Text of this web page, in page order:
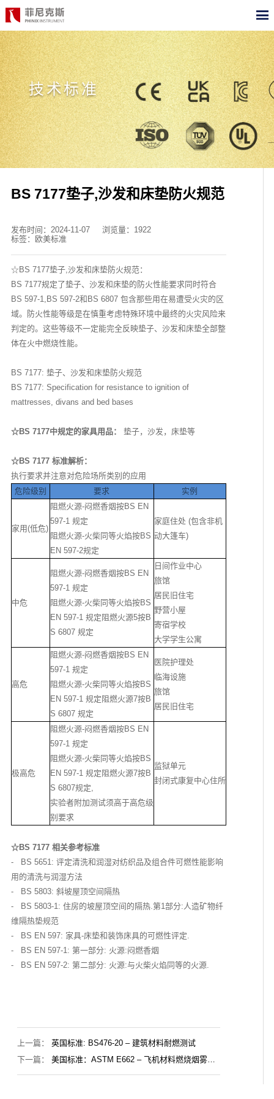
首页
产品中心
合作案例
最新动态
职位招聘
技术标准
BS 7177垫子,沙发和床垫防火规范
发布时间：2024-11-07
浏览量：1922
标签：欧美标准
☆BS 7177垫子,沙发和床垫防火规范：
BS 7177规定了垫子、沙发和床垫的防火性能要求同时符合
BS 597-1,BS 597-2和BS 6807 包含那些用在易遭受火灾的区
域。防火性能等级是在慎重考虑特殊环境中最终的火灾风险来
判定的。这些等级不一定能完全反映垫子、沙发和床垫全部整
体在火中燃烧性能。
BS 7177: 垫子、沙发和床垫防火规范
BS 7177: Specification for resistance to ignition of
mattresses, divans and bed bases
☆BS 7177中规定的家具用品： 垫子，沙发，床垫等
☆BS 7177 标准解析：
执行要求并注意对危险场所类别的应用
危险级别
要求 实例
家用(低危)
阻燃火源-闷燃香烟按BS EN
597-1 规定
阻燃火源-火柴同等火焰按BS
EN 597-2规定
家庭住处 (包含非机
动大篷车)
中危
阻燃火源-闷燃香烟按BS EN
597-1 规定
阻燃火源-火柴同等火焰按BS
EN 597-1 规定阻燃火源5按B
S 6807 规定
日间作业中心
旅馆
居民旧住宅
野营小屋
寄宿学校
大学学生公寓
高危
阻燃火源-闷燃香烟按BS EN
597-1 规定
阻燃火源-火柴同等火焰按BS
EN 597-1 规定阻燃火源7按B
S 6807 规定
医院护理处
临海设施
旅馆
居民旧住宅
极高危
阻燃火源-闷燃香烟按BS EN
597-1 规定
阻燃火源-火柴同等火焰按BS
EN 597-1 规定阻燃火源7按B
S 6807规定,
实验者附加测试须高于高危级
别要求
监狱单元
封闭式康复中心住所
☆BS 7177 相关参考标准
- BS 5651: 评定清洗和润湿对纺织品及组合件可燃性能影响
用的清洗与润湿方法
- BS 5803: 斜坡屋顶空间隔热
- BS 5803-1: 住房的坡屋顶空间的隔热.第1部分:人造矿物纤
维隔热垫规范
- BS EN 597: 家具-床垫和装饰床具的可燃性评定.
- BS EN 597-1: 第一部分: 火源:闷燃香烟
- BS EN 597-2: 第二部分: 火源:与火柴火焰同等的火源.
上一篇：
英国标准: BS476-20 – 建筑材料耐燃测试
下一篇：
美国标准：ASTM E662 – 飞机材料燃烧烟雾密
度测试